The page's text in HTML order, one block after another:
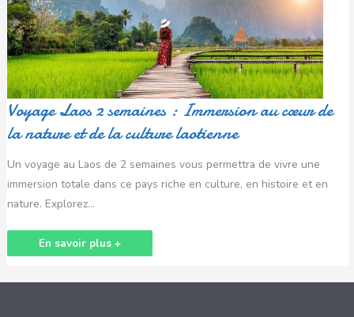
Voyage Laos 2 semaines : Immersion au cœur de
la nature et de la culture laotienne
Un voyage au Laos de 2 semaines vous permettra de vivre une
immersion totale dans ce pays riche en culture, en histoire et en
nature. Explorez…
au
cœur
de
la
nature
et
de
la
culture
laotienne
En savoir plus +